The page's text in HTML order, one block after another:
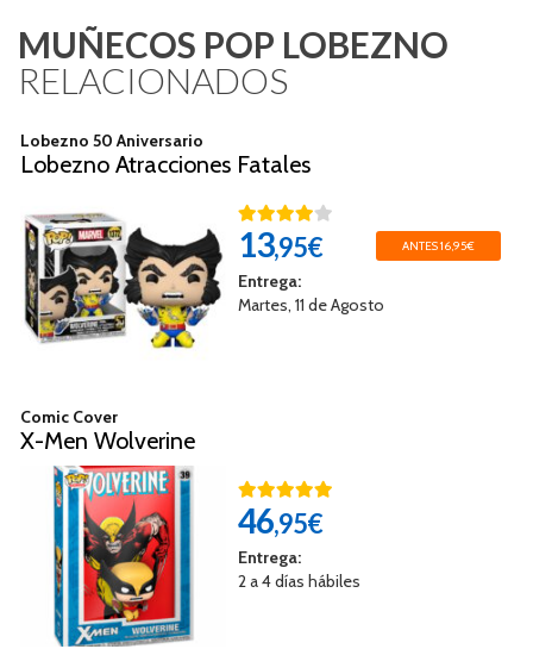
MUÑECOS POP LOBEZNO
RELACIONADOS
Lobezno 50 Aniversario
Lobezno Atracciones Fatales
13,95€ ANTES 16,95€
Entrega:
Martes, 11 de Agosto
Comic Cover
X-Men Wolverine
46,95€
Entrega:
2 a 4 días hábiles